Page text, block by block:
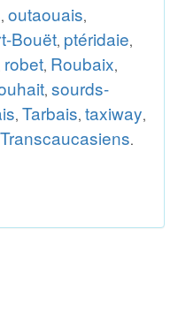
, outaouais,
Bouët, ptéridaie,
robet, Roubaix,
, sourds-
, Tarbais, taxiway,
Transcaucasiens.